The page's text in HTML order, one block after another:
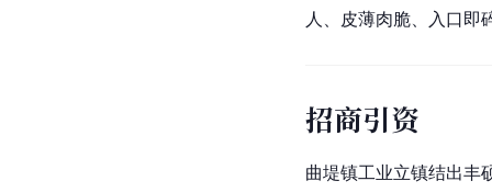
人、皮薄肉脆、入口即
招商引资
曲堤镇工业立镇结出丰